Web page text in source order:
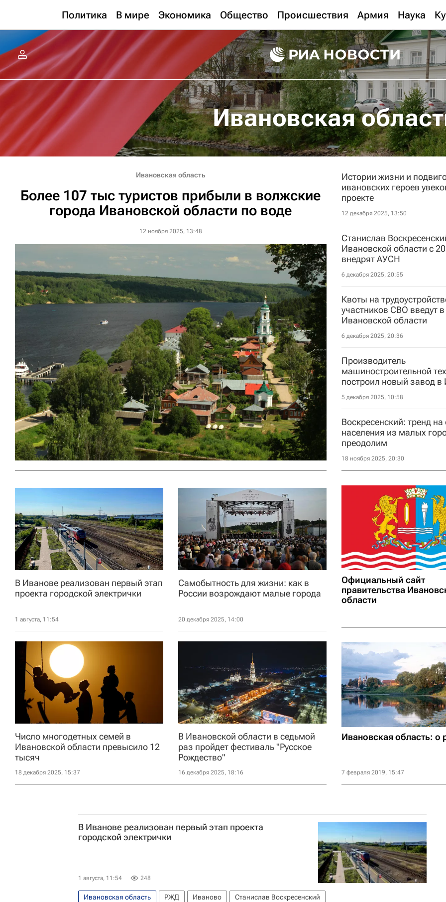
Политика В мире Экономика Общество Происшествия Армия Наука
Ивановская
Ивановская область
Более 107 тыс туристов прибыли в волжские
города Ивановской области по воде
12 ноября 2025, 13:48
Истории жизни и
ивановских героев
проекте
12 декабря 2025, 13:50
Станислав
Ивановской области с
внедрят АУСН
6 декабря 2025, 20:55
Квоты на
участников СВО введут в
Ивановской области
6 декабря 2025, 20:36
Производитель
машиностроительной
построил новый завод в
5 декабря 2025, 10:58
Воскресенский: тренд на
населения из малых
преодолим
18 ноября 2025, 20:30
В Иванове реализован первый этап
проекта городской электрички
1 августа, 11:54
Самобытность для жизни: как в
России возрождают малые города
20 декабря 2025, 14:00
Число многодетных семей в
Ивановской области превысило 12
тысяч
18 декабря 2025, 15:37
В Ивановской области в седьмой
раз пройдет фестиваль "Русское
Рождество"
16 декабря 2025, 18:16
Официальный сайт
правительства
области
Ивановская область: о
7 февраля 2019, 15:47
В Иванове реализован первый этап проекта
городской электрички
1 августа, 11:54 248
Ивановская область РЖД Иваново Станислав Воскресенский